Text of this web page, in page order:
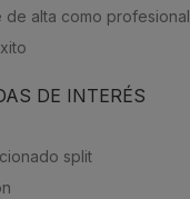
de alta como profesional
DE INTERÉS
split